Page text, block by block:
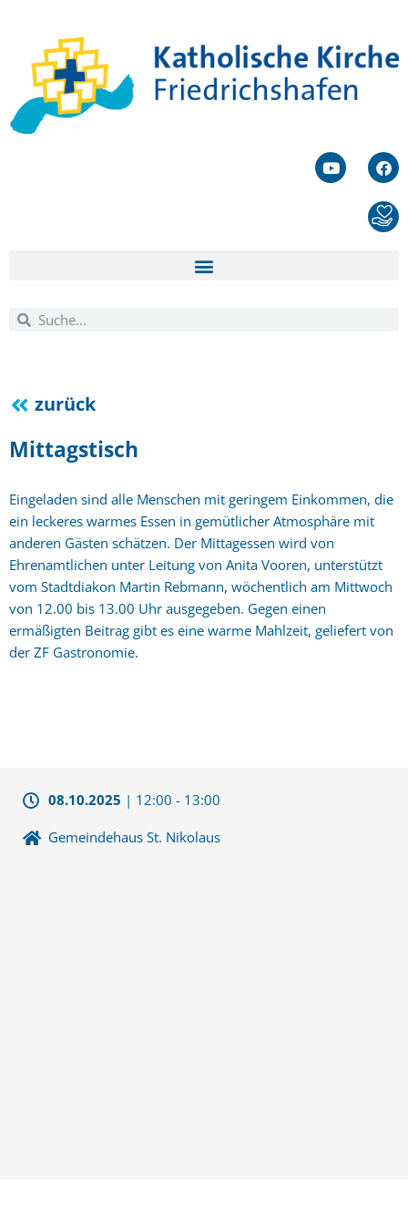
zurück
Mittagstisch
Eingeladen sind alle Menschen mit geringem Einkommen, die
ein leckeres warmes Essen in gemütlicher Atmosphäre mit
anderen Gästen schätzen. Der Mittagessen wird von
Ehrenamtlichen unter Leitung von Anita Vooren, unterstützt
vom Stadtdiakon Martin Rebmann, wöchentlich am Mittwoch
von 12.00 bis 13.00 Uhr ausgegeben. Gegen einen
ermäßigten Beitrag gibt es eine warme Mahlzeit, geliefert von
der ZF Gastronomie.
08.10.2025 | 12:00 - 13:00
Gemeindehaus St. Nikolaus